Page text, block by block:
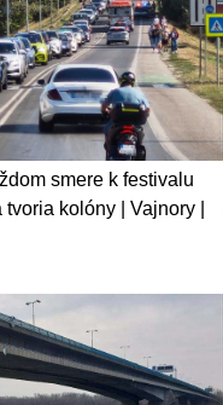
smere k festivalu
kolóny | Vajnory |